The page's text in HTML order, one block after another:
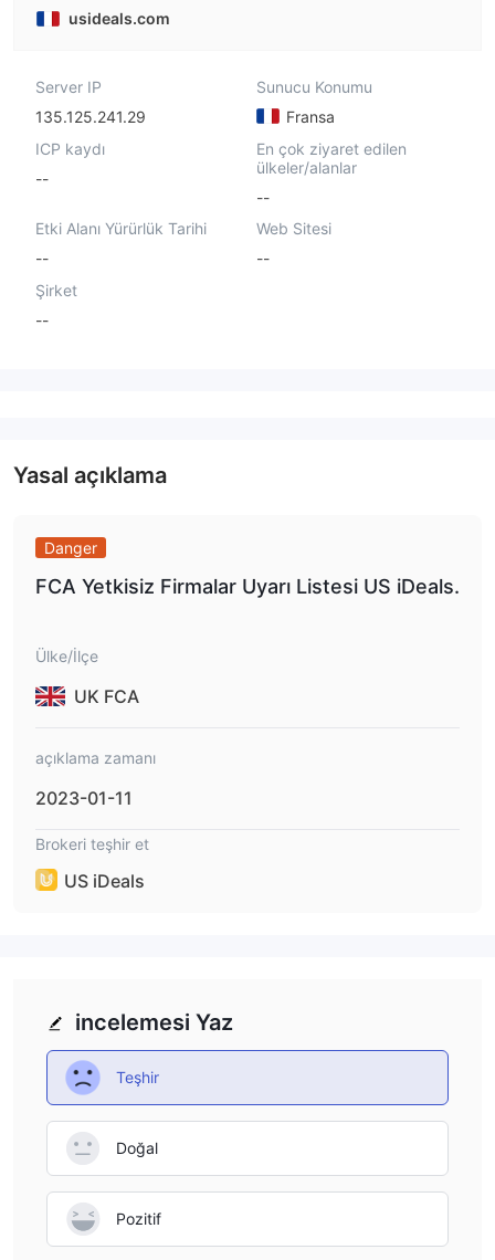
usideals.com
Server IP
135.125.241.29
Sunucu Konumu
Fransa
ICP kaydı
--
En çok ziyaret edilen
ülkeler/alanlar
--
Etki Alanı Yürürlük Tarihi
--
Web Sitesi
--
Şirket
--
Yasal açıklama
Danger
FCA Yetkisiz Firmalar Uyarı Listesi US iDeals.
Ülke/İlçe
UK FCA
açıklama zamanı
2023-01-11
Brokeri teşhir et
US iDeals
incelemesi Yaz
Teşhir
Doğal
Pozitif